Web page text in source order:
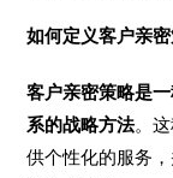
如何定义客户亲密
客户亲密策略是
系的战略方法。
供个性化的服务